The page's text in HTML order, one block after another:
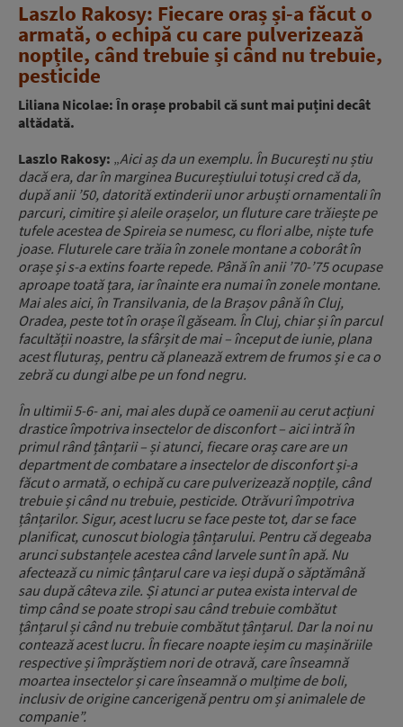
Laszlo Rakosy: Fiecare oraș și-a făcut o
armată, o echipă cu care pulverizează
nopțile, când trebuie și când nu trebuie,
pesticide
Liliana Nicolae: În orașe probabil că sunt mai puțini decât
altădată.
Laszlo Rakosy: „Aici aș da un exemplu. În București nu știu
dacă era, dar în marginea Bucureștiului totuși cred că da,
după anii ’50, datorită extinderii unor arbuști ornamentali în
parcuri, cimitire și aleile orașelor, un fluture care trăiește pe
tufele acestea de Spireia se numesc, cu flori albe, niște tufe
joase. Fluturele care trăia în zonele montane a coborât în
orașe și s-a extins foarte repede. Până în anii ’70-’75 ocupase
aproape toată țara, iar înainte era numai în zonele montane.
Mai ales aici, în Transilvania, de la Brașov până în Cluj,
Oradea, peste tot în orașe îl găseam. În Cluj, chiar și în parcul
facultății noastre, la sfârșit de mai – început de iunie, plana
acest fluturaș, pentru că planează extrem de frumos și e ca o
zebră cu dungi albe pe un fond negru.
În ultimii 5-6- ani, mai ales după ce oamenii au cerut acțiuni
drastice împotriva insectelor de disconfort – aici intră în
primul rând țânțarii – și atunci, fiecare oraș care are un
department de combatare a insectelor de disconfort și-a
făcut o armată, o echipă cu care pulverizează nopțile, când
trebuie și când nu trebuie, pesticide. Otrăvuri împotriva
țânțarilor. Sigur, acest lucru se face peste tot, dar se face
planificat, cunoscut biologia țânțarului. Pentru că degeaba
arunci substanțele acestea când larvele sunt în apă. Nu
afectează cu nimic țânțarul care va ieși după o săptămână
sau după câteva zile. Și atunci ar putea exista interval de
timp când se poate stropi sau când trebuie combătut
țânțarul și când nu trebuie combătut țânțarul. Dar la noi nu
contează acest lucru. În fiecare noapte ieșim cu mașinăriile
respective și împrăștiem nori de otravă, care înseamnă
moartea insectelor și care înseamnă o mulțime de boli,
inclusiv de origine cancerigenă pentru om și animalele de
companie”.